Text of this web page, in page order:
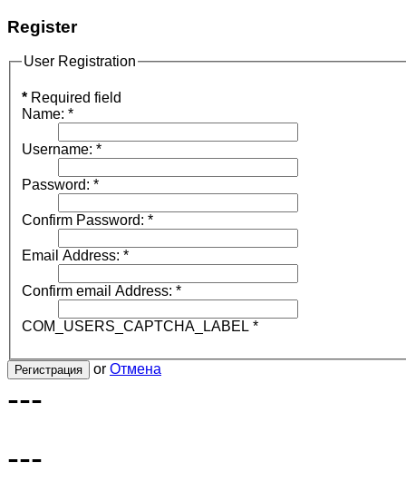
Register
User Registration
* Required field
Name: *
Username: *
Password: *
Confirm Password: *
Email Address: *
Confirm email Address: *
COM_USERS_CAPTCHA_LABEL *
Регистрация or Отмена
---
---